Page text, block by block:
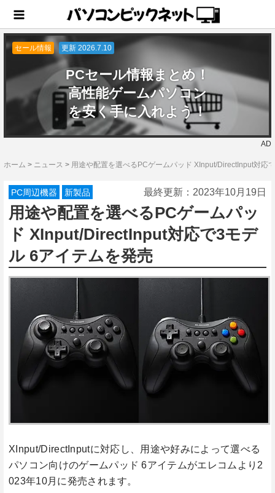
セール情報 更新 2026.7.10
PCセール情報まとめ！
高性能ゲームパソコン
を安く手に入れよう！
AD
ホーム > ニュース > 用途や配置を選べるPCゲームパッド XInput/DirectInput対応
PC周辺機器 新製品 最終更新： 2023年10月19日
用途や配置を選べるPCゲームパッ
ド XInput/DirectInput対応で3モデ
ル 6アイテムを発売
XInput/DirectInputに対応し、用途や好みによって選べる
パソコン向けのゲームパッド 6アイテムがエレコムより2
023年10月に発売されます。